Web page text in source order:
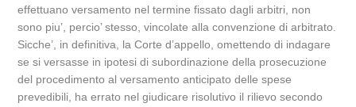
effettuano versamento nel termine fissato dagli arbitri, non
sono piu’, percio’ stesso, vincolate alla convenzione di arbitrato.
Sicche’, in definitiva, la Corte d’appello, omettendo di indagare
se si versasse in ipotesi di subordinazione della prosecuzione
del procedimento al versamento anticipato delle spese
prevedibili, ha errato nel giudicare risolutivo il rilievo secondo